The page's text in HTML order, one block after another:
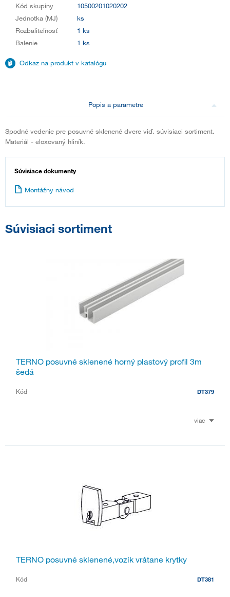
Kód skupiny
10500201020202
Jednotka (MJ)
ks
Rozbaliteľnosť
1 ks
Balenie
1 ks
Odkaz na produkt v katalógu
Popis a parametre
Spodné vedenie pre posuvné sklenené dvere viď. súvisiaci sortiment.
Materiál - eloxovaný hliník.
Súvisiace dokumenty
Montážny návod
Súvisiaci sortiment
TERNO posuvné sklenené horný plastový profil 3m
šedá
Kód DT379
viac
TERNO posuvné sklenené,vozík vrátane krytky
Kód DT381